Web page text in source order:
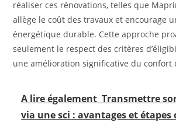
réaliser ces rénovations, telles que
allège le coût des travaux et encourage
énergétique durable. Cette approche
seulement le respect des critères
une amélioration significative du confort
A lire également Transmettre
via une sci : avantages et étapes